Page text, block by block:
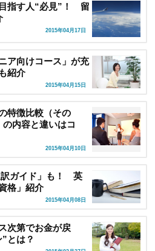
指す人“必見”！ 留
2015年04月17日
ア向けコース」が充
紹介
2015年04月15日
特徴比較（その
内容と違いはコ
2015年04月10日
訳ガイド」も！ 英
格」紹介
2015年04月08日
次第でお金が戻
とは？